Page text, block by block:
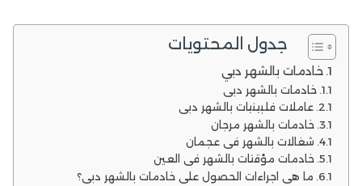
جدول المحتويات
خادمات بالشهر دبي
خادمات بالشهر دبي
عاملات فلبينيات بالشهر دبي
خادمات بالشهر مرجان
شغالات بالشهر في عجمان
خادمات مؤقتات بالشهر في العين
ما هي اجراءات الحصول على خادمات بالشهر دبي؟